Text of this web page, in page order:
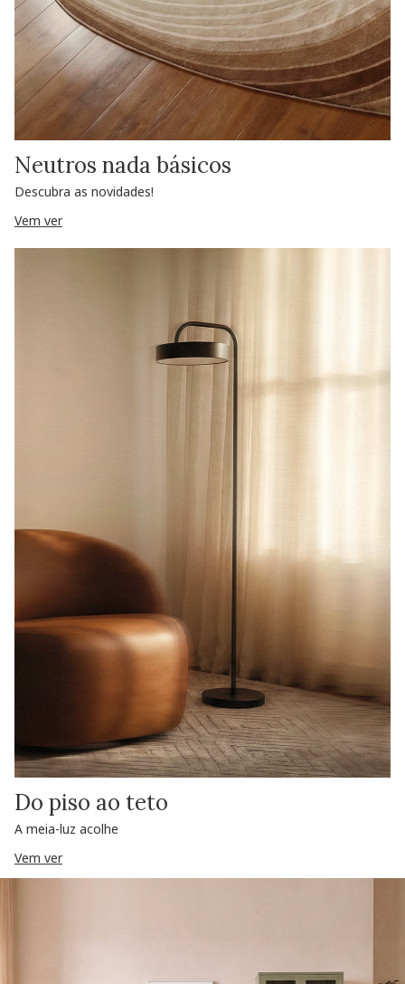
Neutros nada básicos
Descubra as novidades!
Vem ver
Do piso ao teto
A meia-luz acolhe
Vem ver